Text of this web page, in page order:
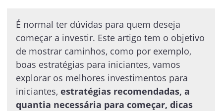
É normal ter dúvidas para quem deseja
começar a investir. Este artigo tem o objetivo
de mostrar caminhos, como por exemplo,
boas estratégias para iniciantes, vamos
explorar os melhores investimentos para
iniciantes, estratégias recomendadas, a
quantia necessária para começar, dicas